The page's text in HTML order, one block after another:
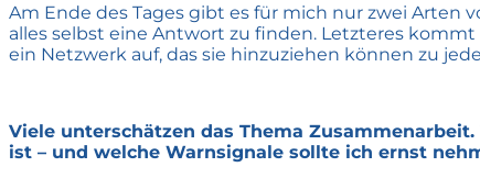
Am Ende des Tages gibt es für mich nur zwei Arten
alles selbst eine Antwort zu finden. Letzteres
ein Netzwerk auf, das sie hinzuziehen können zu
Viele unterschätzen das Thema
ist – und welche Warnsignale sollte ich ernst